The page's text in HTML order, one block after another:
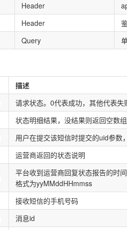
Header
Header
Query
描述
请求状态。0代表成功，其他代表失
状态明细结果，没结果则返回空数组
用户在提交该短信时提交的uid参数
运营商返回的状态说明
平台收到运营商回复状态报告的时
格式为yyMMddHHmmss
接收短信的手机号码
消息id